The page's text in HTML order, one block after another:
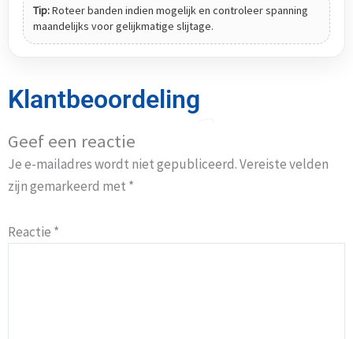
Tip:Roteer banden indien mogelijk en controleer spanning
maandelijks voor gelijkmatige slijtage.
Klantbeoordeling
Geef een reactie
Je e-mailadres wordt niet gepubliceerd.Vereiste velden
zijn gemarkeerd met *
Reactie *